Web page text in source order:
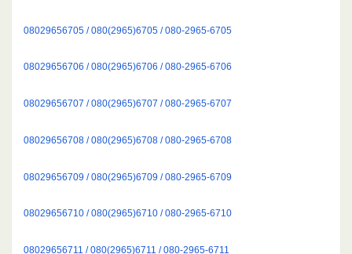
08029656705 / 080(2965)6705 / 080-2965-6705
08029656706 / 080(2965)6706 / 080-2965-6706
08029656707 / 080(2965)6707 / 080-2965-6707
08029656708 / 080(2965)6708 / 080-2965-6708
08029656709 / 080(2965)6709 / 080-2965-6709
08029656710 / 080(2965)6710 / 080-2965-6710
08029656711 / 080(2965)6711 / 080-2965-6711